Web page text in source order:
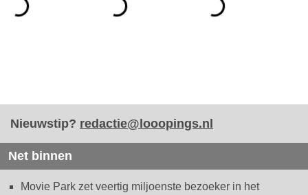
Nieuwstip? redactie@looopings.nl
Net binnen
Movie Park zet veertig miljoenste bezoeker in het